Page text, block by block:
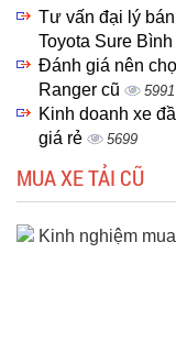
Tư vấn đại lý
Toyota Sure
Đánh giá nên
Ranger cũ
5991
Kinh doanh xe
giá rẻ
5699
MUA XE TẢI CŨ